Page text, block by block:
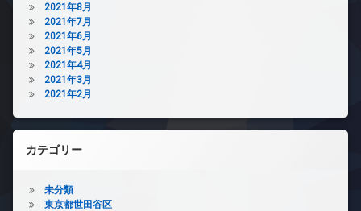
2021年8月
2021年7月
2021年6月
2021年5月
2021年4月
2021年3月
2021年2月
カテゴリー
未分類
東京都世田谷区